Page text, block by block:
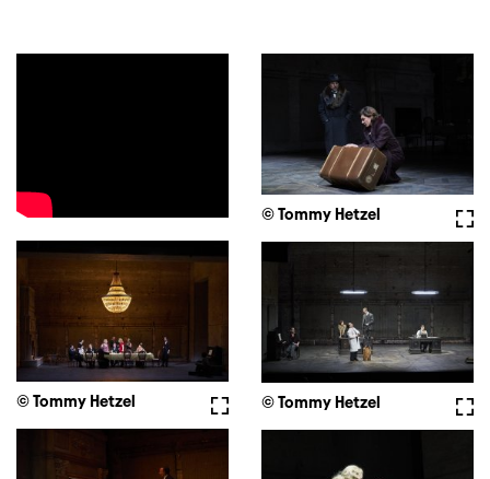
© Tommy Hetzel
Vollbild
© Tommy Hetzel © Tommy Hetzel